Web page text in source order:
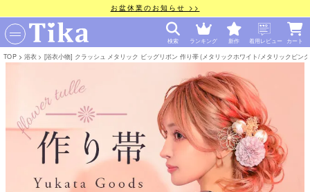
お盆休業のお知らせ >>
検索 ランキング 新作 着用レビュー カート
TOP 浴衣 [浴衣小物] クラッシュ メタリック ビッグリボン 作り帯 (メタリックホワイト/メタリックピン